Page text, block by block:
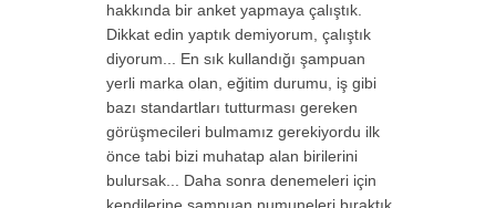
hakkında bir anket yapmaya çalıştık.
Dikkat edin yaptık demiyorum, çalıştık
diyorum... En sık kullandığı şampuan
yerli marka olan, eğitim durumu, iş gibi
bazı standartları tutturması gereken
görüşmecileri bulmamız gerekiyordu ilk
önce tabi bizi muhatap alan birilerini
bulursak... Daha sonra denemeleri için